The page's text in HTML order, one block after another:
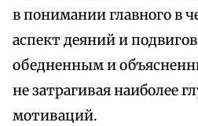
в понимании главного в
аспект деяний и
обедненным и
не затрагивая наиболее
мотиваций.